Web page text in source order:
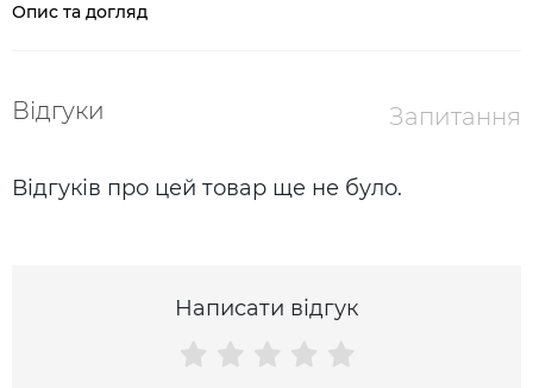
Опис та догляд
Відгуки Запитання
Відгуків про цей товар ще не було.
Написати відгук